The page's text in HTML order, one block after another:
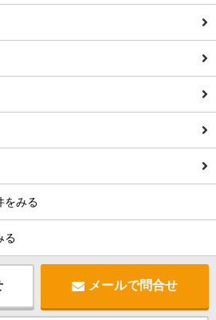
をみる
る
メールで問合せ